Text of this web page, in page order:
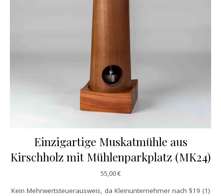
Einzigartige Muskatmühle aus
Kirschholz mit Mühlenparkplatz (MK24)
55,00€
Kein Mehrwertsteuerausweis, da Kleinunternehmer nach §19 (1)